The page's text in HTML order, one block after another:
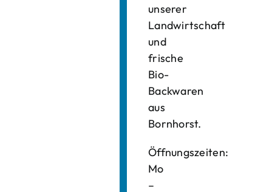
unserer
Landwirtschaft
und
frische
Bio-
Backwaren
aus
Bornhorst.
Öffnungszeiten:
Mo
–